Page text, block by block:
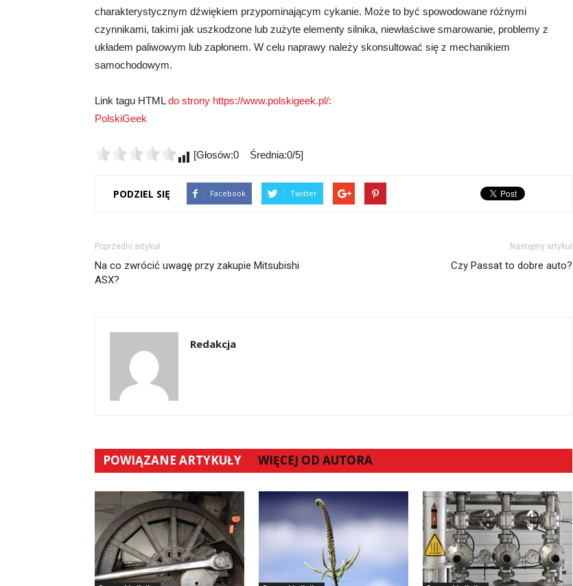
charakterystycznym dźwiękiem przypominającym cykanie. Może to być spowodowane różnymi
czynnikami, takimi jak uszkodzone lub zużyte elementy silnika, niewłaściwe smarowanie, problemy z
układem paliwowym lub zapłonem. W celu naprawy należy skonsultować się z mechanikiem
samochodowym.
Link tagu HTMLdo strony https://www.polskigeek.pl/:
PolskiGeek
[Głosów:0 Średnia:0/5]
PODZIEL SIĘ Facebook Twitter
Poprzedni artykuł
Na co zwrócić uwagę przy zakupie Mitsubishi
ASX?
Następny artykuł
Czy Passat to dobre auto?
Redakcja
POWIĄZANE ARTYKUŁY WIĘCEJ OD AUTORA